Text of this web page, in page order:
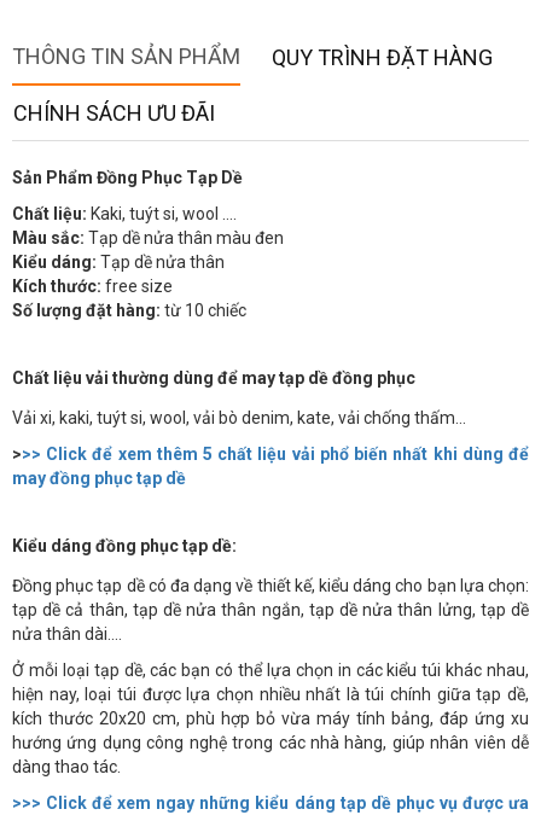
THÔNG TIN SẢN PHẨM QUY TRÌNH ĐẶT HÀNG
CHÍNH SÁCH ƯU ĐÃI
Sản Phẩm Đồng Phục Tạp Dề
Chất liệu: Kaki, tuýt si, wool ….
Màu sắc: Tạp dề nửa thân màu đen
Kiểu dáng: Tạp dề nửa thân
Kích thước: free size
Số lượng đặt hàng: từ 10 chiếc
Chất liệu vải thường dùng để may tạp dề đồng phục
Vải xi, kaki, tuýt si, wool, vải bò denim, kate, vải chống thấm...
>>> Click để xem thêm 5 chất liệu vải phổ biến nhất khi dùng để
may đồng phục tạp dề
Kiểu dáng đồng phục tạp dề:
Đồng phục tạp dề có đa dạng về thiết kế, kiểu dáng cho bạn lựa chọn:
tạp dề cả thân, tạp dề nửa thân ngắn, tạp dề nửa thân lửng, tạp dề
nửa thân dài....
Ở mỗi loại tạp dề, các bạn có thể lựa chọn in các kiểu túi khác nhau,
hiện nay, loại túi được lựa chọn nhiều nhất là túi chính giữa tạp dề,
kích thước 20x20 cm, phù hợp bỏ vừa máy tính bảng, đáp ứng xu
hướng ứng dụng công nghệ trong các nhà hàng, giúp nhân viên dễ
dàng thao tác.
>>> Click để xem ngay những kiểu dáng tạp dề phục vụ được ưa